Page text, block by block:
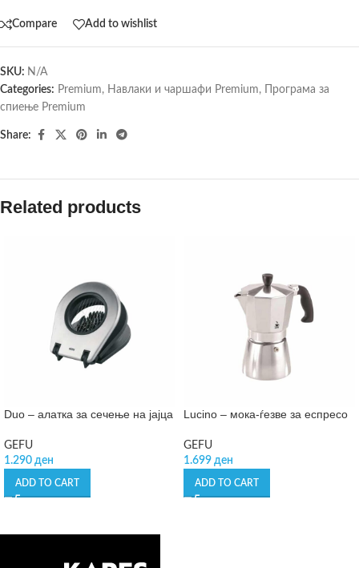
Compare Add to wishlist
SKU: N/A
Categories: Premium, Навлаки и чаршафи Premium,
Програма за
спиење Premium
Share:
Related products
Duo – алатка за сечење на јајца
GEFU
1.290 ден
ADD TO CART
Lucino – мока-ѓезве за еспресо
GEFU
1.699 ден
ADD TO CART